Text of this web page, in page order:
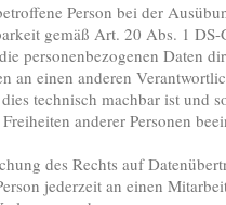
Person bei der
gemäß Art. 20 Abs. 1 DS-
personenbezogenen Daten
an einen anderen
technisch machbar ist und
anderer Personen
des Rechts auf
jederzeit an einen